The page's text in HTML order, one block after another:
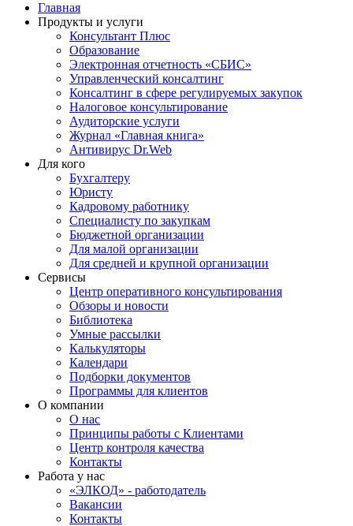
Главная
Продукты и услуги
Консультант Плюс
Образование
Электронная отчетность «СБИС»
Управленческий консалтинг
Консалтинг в сфере регулируемых закупок
Налоговое консультирование
Аудиторские услуги
Журнал «Главная книга»
Антивирус Dr.Web
Для кого
Бухгалтеру
Юристу
Кадровому работнику
Специалисту по закупкам
Бюджетной организации
Для малой организации
Для средней и крупной организации
Сервисы
Центр оперативного консультирования
Обзоры и новости
Библиотека
Умные рассылки
Калькуляторы
Календари
Подборки документов
Программы для клиентов
О компании
О нас
Принципы работы с Клиентами
Центр контроля качества
Контакты
Работа у нас
«ЭЛКОД» - работодатель
Вакансии
Контакты